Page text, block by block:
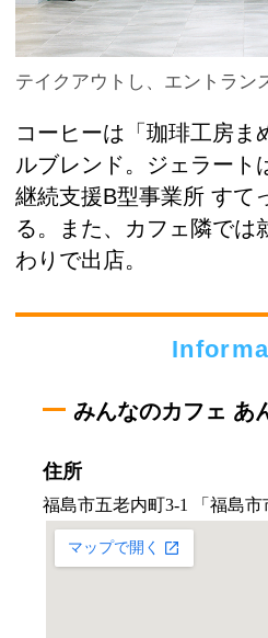
テイクアウトし、エントラン
コーヒーは「珈琲工房ま
ルブレンド。ジェラート
継続支援B型事業所 すて
る。また、カフェ隣では
わりで出店。
みんなのカフェ あ
住所